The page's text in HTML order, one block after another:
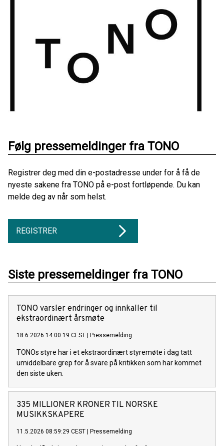
Følg pressemeldinger fra TONO
Registrer deg med din e-postadresse under for å få de
nyeste sakene fra TONO på e-post fortløpende. Du kan
melde deg av når som helst.
REGISTRER
Siste pressemeldinger fra TONO
TONO varsler endringer og innkaller til
ekstraordinært årsmøte
18.6.2026 14:00:19 CEST | Pressemelding
TONOs styre har i et ekstraordinært styremøte i dag tatt
umiddelbare grep for å svare på kritikken som har kommet
den siste uken.
335 MILLIONER KRONER TIL NORSKE
MUSIKKSKAPERE
11.5.2026 08:59:29 CEST | Pressemelding